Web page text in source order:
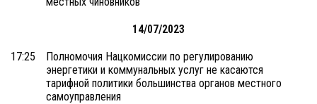
14/07/2023
17:25
Полномочия Нацкомиссии по регулированию
энергетики и коммунальных услуг не касаются
тарифной политики большинства органов местного
самоуправления